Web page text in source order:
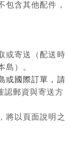
包含其他配件，
或寄送（配送時
島）。
或國際訂單，請
認郵資與寄送方
將以頁面說明之